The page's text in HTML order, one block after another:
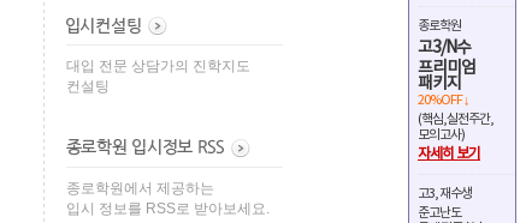
종로학원
고3/N수
프리미엄
패키지
20%OFF ↓
(핵심,실전주간,
모의고사)
자세히 보기
고3, 재수생
준고난도
대입 전문 상담가의 진학지도
컨설팅
종로학원에서 제공하는
입시 정보를 RSS로 받아보세요.